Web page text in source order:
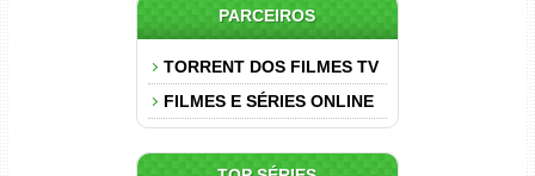
PARCEIROS
TORRENT DOS FILMES TV
FILMES E SÉRIES ONLINE